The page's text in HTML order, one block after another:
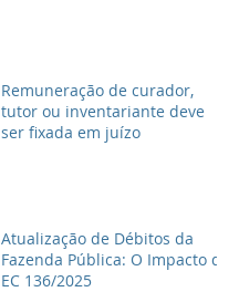
Remuneração de curador,
tutor ou inventariante deve
ser fixada em juízo
Atualização de Débitos da
Fazenda Pública: O Impacto da
EC 136/2025